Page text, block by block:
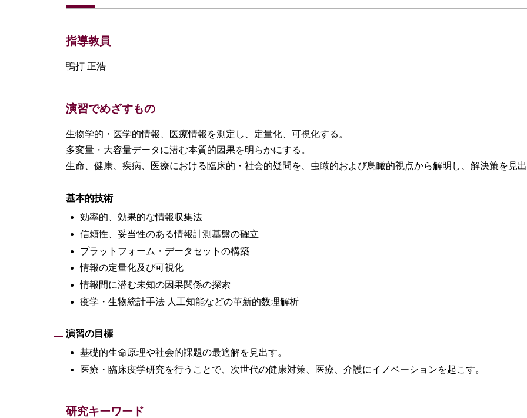
指導教員
鴨打 正浩
演習でめざすもの
生物学的・医学的情報、医療情報を測定し、定量化、可視化する。
多変量・大容量データに潜む本質的因果を明らかにする。
生命、健康、疾病、医療における臨床的・社会的疑問を、虫瞰的および鳥瞰的視点から解明し、解決策を見
基本的技術
効率的、効果的な情報収集法
信頼性、妥当性のある情報計測基盤の確立
プラットフォーム・データセットの構築
情報の定量化及び可視化
情報間に潜む未知の因果関係の探索
疫学・生物統計手法 人工知能などの革新的数理解析
演習の目標
基礎的生命原理や社会的課題の最適解を見出す。
医療・臨床疫学研究を行うことで、次世代の健康対策、医療、介護にイノベーションを起こす。
研究キーワード